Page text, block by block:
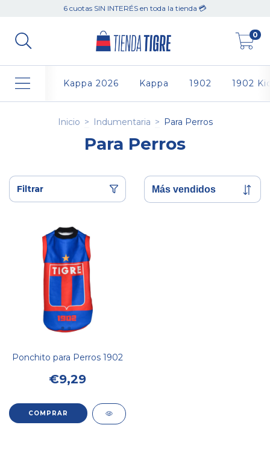
6 cuotas SIN INTERÉS en toda la tienda 💳
0
Kappa 2026 Kappa 1902 1902
Inicio > Indumentaria > Para Perros
Para Perros
Filtrar
Ponchito para Perros 1902
€9,29
COMPRAR